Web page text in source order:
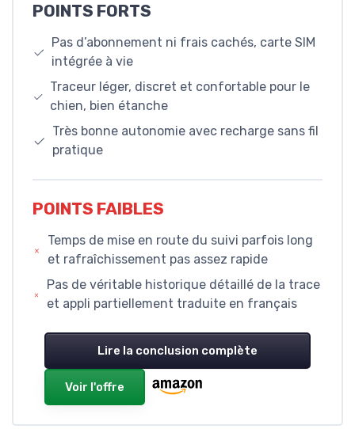
POINTS FORTS
Pas d’abonnement ni frais cachés, carte SIM
intégrée à vie
Traceur léger, discret et confortable pour le
chien, bien étanche
Très bonne autonomie avec recharge sans fil
pratique
POINTS FAIBLES
Temps de mise en route du suivi parfois long
et rafraîchissement pas assez rapide
Pas de véritable historique détaillé de la trace
et appli partiellement traduite en français
Lire la conclusion complète
Voir l'offre